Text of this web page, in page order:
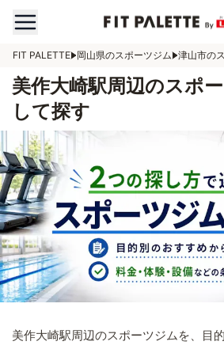
FIT PALETTE 岡山県のスポーツジム 津山市の
美作大崎駅周辺のスポ
して探す
美作大崎駅周辺のスポーツジムを、目